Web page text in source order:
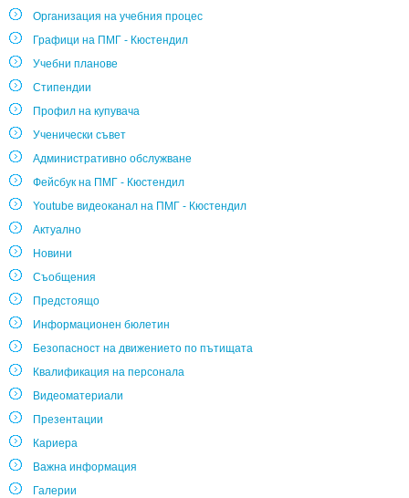
Организация на учебния процес
Графици на ПМГ - Кюстендил
Учебни планове
Стипендии
Профил на купувача
Ученически съвет
Административно обслужване
Фейсбук на ПМГ - Кюстендил
Youtube видеоканал на ПМГ - Кюстендил
Актуално
Новини
Съобщения
Предстоящо
Информационен бюлетин
Безопасност на движението по пътищата
Квалификация на персонала
Видеоматериали
Презентации
Кариера
Важна информация
Галерии